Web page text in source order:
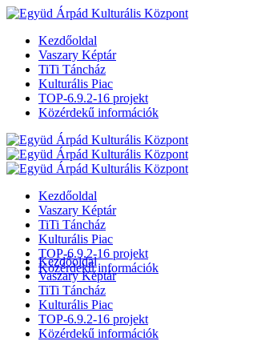
Kezdőoldal
Vaszary Képtár
TiTi Táncház
Kulturális Piac
TOP-6.9.2-16 projekt
Közérdekű információk
Kezdőoldal
Vaszary Képtár
TiTi Táncház
Kulturális Piac
TOP-6.9.2-16 projekt
Közérdekű információk
Kezdőoldal
Vaszary Képtár
TiTi Táncház
Kulturális Piac
TOP-6.9.2-16 projekt
Közérdekű információk